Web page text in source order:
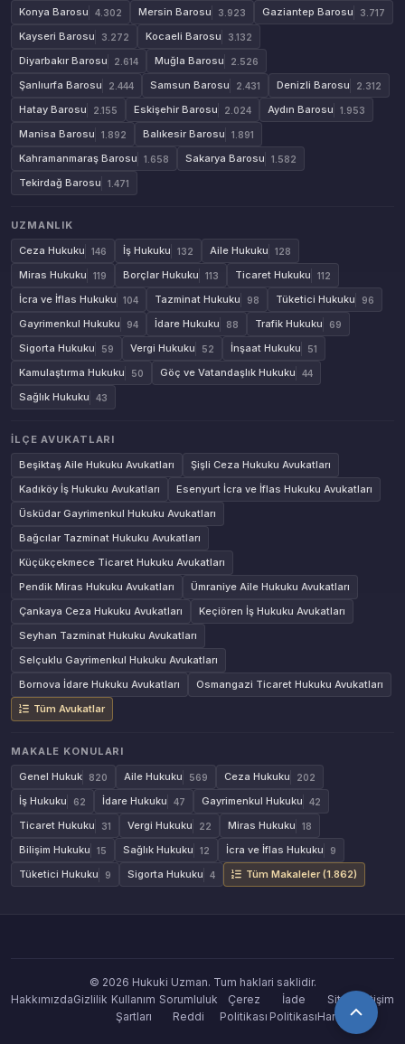
Konya Barosu 4.302 Mersin Barosu 3.923 Gaziantep Barosu 3.717
Kayseri Barosu 3.272 Kocaeli Barosu 3.132
Diyarbakır Barosu 2.614 Muğla Barosu 2.526
Şanlıurfa Barosu 2.444 Samsun Barosu 2.431 Denizli Barosu 2.312
Hatay Barosu 2.155 Eskişehir Barosu 2.024 Aydın Barosu 1.953
Manisa Barosu 1.892 Balıkesir Barosu 1.891
Kahramanmaraş Barosu 1.658 Sakarya Barosu 1.582
Tekirdağ Barosu 1.471
UZMANLIK
Ceza Hukuku
146 İş Hukuku 132 Aile Hukuku 128
Miras Hukuku 119 Borçlar Hukuku 113 Ticaret Hukuku 112
İcra ve İflas Hukuku 104 Tazminat Hukuku 98 Tüketici Hukuku 96
Gayrimenkul Hukuku 94 İdare Hukuku 88 Trafik Hukuku 69
Sigorta Hukuku 59 Vergi Hukuku 52 İnşaat Hukuku 51
Kamulaştırma Hukuku 50 Göç ve Vatandaşlık Hukuku 44
Sağlık Hukuku 43
İLÇE AVUKATLARI
Beşiktaş Aile Hukuku Avukatları
Şişli Ceza Hukuku Avukatları
Kadıköy İş Hukuku Avukatları
Esenyurt İcra ve İflas Hukuku Avukatları
Üsküdar Gayrimenkul Hukuku Avukatları
Bağcılar Tazminat Hukuku Avukatları
Küçükçekmece Ticaret Hukuku Avukatları
Pendik Miras Hukuku Avukatları
Ümraniye Aile Hukuku Avukatları
Çankaya Ceza Hukuku Avukatları
Keçiören İş Hukuku Avukatları
Seyhan Tazminat Hukuku Avukatları
Selçuklu Gayrimenkul Hukuku Avukatları
Bornova İdare Hukuku Avukatları
Osmangazi Ticaret Hukuku Avukatları
Tüm Avukatlar
MAKALE KONULARI
Genel Hukuk
820 Aile Hukuku 569 Ceza Hukuku 202
İş Hukuku 62 İdare Hukuku 47 Gayrimenkul Hukuku 42
Ticaret Hukuku 31 Vergi Hukuku 22 Miras Hukuku 18
Bilişim Hukuku 15 Sağlık Hukuku 12 İcra ve İflas Hukuku 9
Tüketici Hukuku 9 Sigorta Hukuku 4 Tüm Makaleler (1.862)
© 2026 Hukuki Uzman. Tum haklari saklidir.
HakkımızdaGizlilik Kullanım
Şartları
Sorumluluk
Reddi
Çerez
Politikası
İade
Politikası
Site
Haritası
İletişim